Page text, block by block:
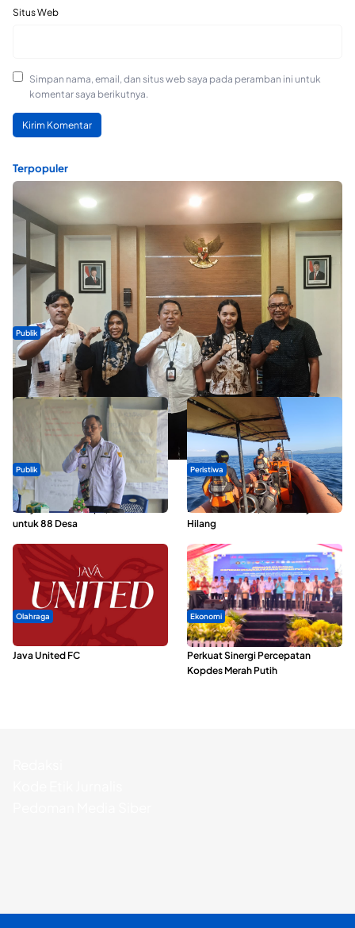
Situs Web
Simpan nama, email, dan situs web saya pada peramban ini untuk
komentar saya berikutnya.
Terpopuler
Publik
Dua Talenta Muda Ternate Wakili Maluku Utara di Gita Bahana
Nusantara 2026
Publik
ABDESI Morotai Apresiasi
Penyaluran ADD Rp3,13 Miliar
untuk 88 Desa
Peristiwa
Dua Longboat Bertabrakan di
Perairan Taliabu, Satu Nelayan
Hilang
Olahraga
Dari Malut United Berubah Jadi
Java United FC
Ekonomi
Seminar di Ternate, Mendes
Perkuat Sinergi Percepatan
Kopdes Merah Putih